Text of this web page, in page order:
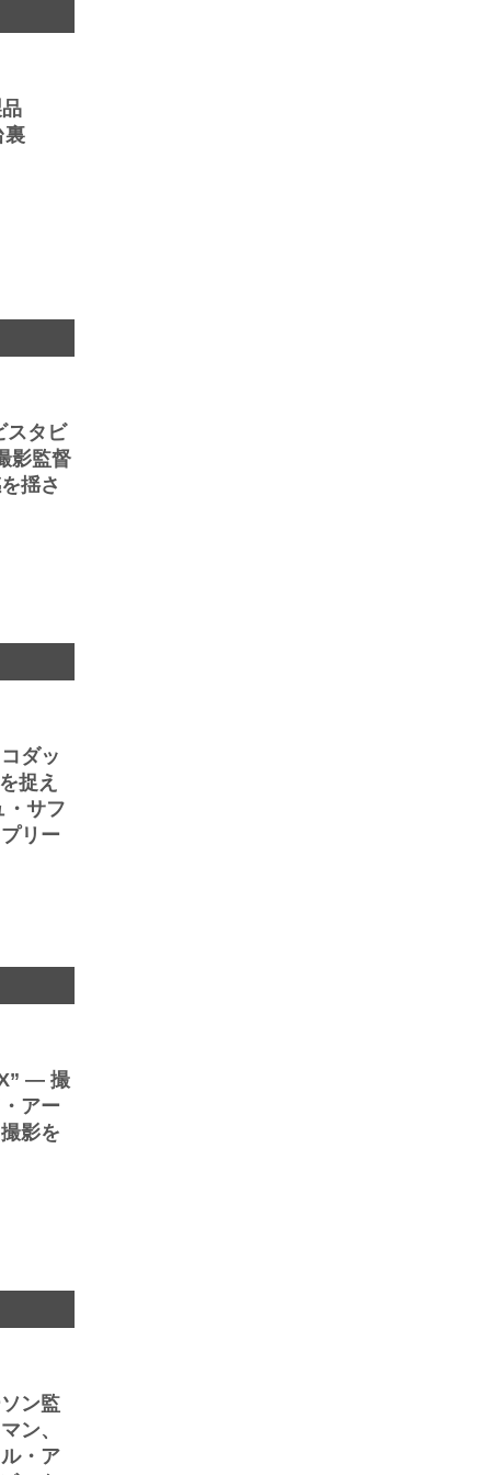
裏
スタビ
影監督
揺さ
ダッ
捉え
・サフ
リー
― 撮
アー
影を
ン監
ン、
・ア